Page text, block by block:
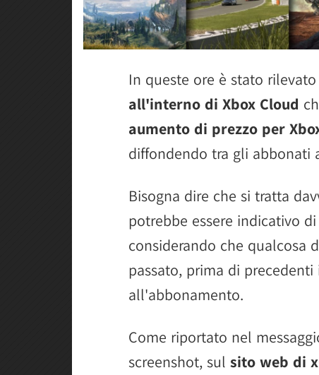
In queste ore è stato
all'interno di Xbox Cloud
aumento di prezzo per
diffondendo tra gli abbonati
Bisogna dire che si tratta
potrebbe essere indicativo
considerando che qualcosa
passato, prima di
all'abbonamento.
Come riportato nel
screenshot, sul sito web di